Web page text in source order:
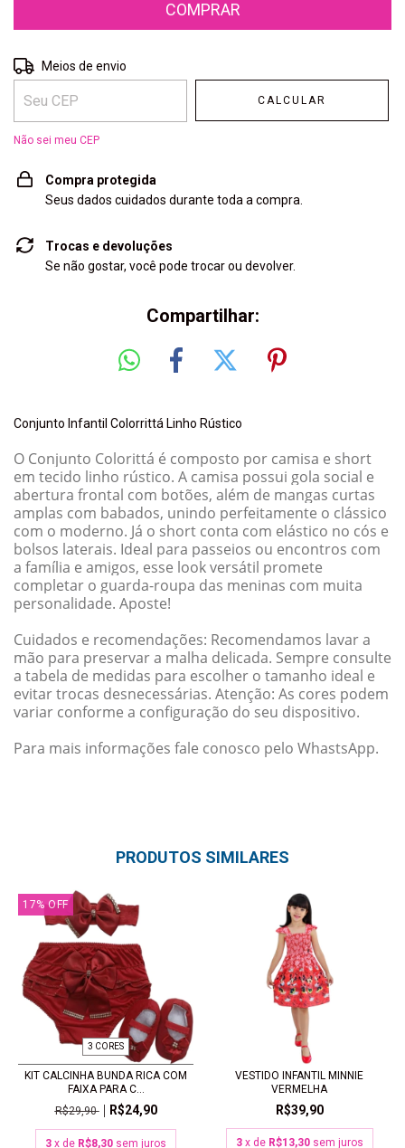
Entregas para o CEP:
Meios de envio
CALCULAR
Não sei meu CEP
Compra protegida
Seus dados cuidados durante toda a compra.
Trocas e devoluções
Se não gostar, você pode trocar ou devolver.
Compartilhar:
Conjunto Infantil Colorrittá Linho Rústico
O Conjunto Colorittá é composto por camisa e short
em tecido linho rústico. A camisa possui gola social e
abertura frontal com botões, além de mangas curtas
amplas com babados, unindo perfeitamente o clássico
com o moderno. Já o short conta com elástico no cós e
bolsos laterais. Ideal para passeios ou encontros com
a família e amigos, esse look versátil promete
completar o guarda-roupa das meninas com muita
personalidade. Aposte!
Cuidados e recomendações: Recomendamos lavar a
mão para preservar a malha delicada. Sempre consulte
a tabela de medidas para escolher o tamanho ideal e
evitar trocas desnecessárias. Atenção: As cores podem
variar conforme a configuração do seu dispositivo.
Para mais informações fale conosco pelo WhastsApp.
PRODUTOS SIMILARES
17% OFF
3 CORES
KIT CALCINHA BUNDA RICA COM
FAIXA PARA C...
R$29,90
R$24,90
3 x de R$8,30 sem juros
VESTIDO INFANTIL MINNIE
VERMELHA
R$39,90
3 x de R$13,30 sem juros